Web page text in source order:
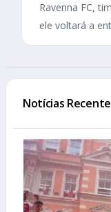
Ravenna FC,
ele voltará a
Notícias